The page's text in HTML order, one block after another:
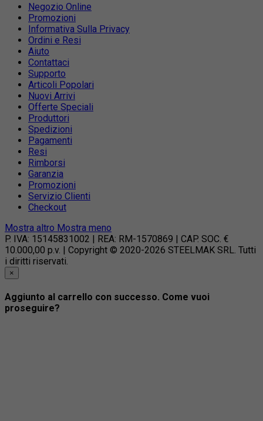
Negozio Online
Promozioni
Informativa Sulla Privacy
Ordini e Resi
Aiuto
Contattaci
Supporto
Articoli Popolari
Nuovi Arrivi
Offerte Speciali
Produttori
Spedizioni
Pagamenti
Resi
Rimborsi
Garanzia
Promozioni
Servizio Clienti
Checkout
Mostra altro Mostra meno
P. IVA: 15145831002 | REA: RM-1570869 | CAP. SOC. €
10.000,00 p.v. | Copyright © 2020-2026 STEELMAK SRL. Tutti
i diritti riservati.
×
Aggiunto al carrello con successo. Come vuoi
proseguire?